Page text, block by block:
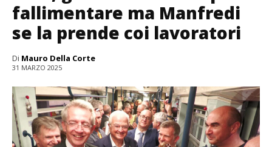
fallimentare ma Manfredi
se la prende coi lavoratori
Di Mauro Della Corte
31 MARZO 2025